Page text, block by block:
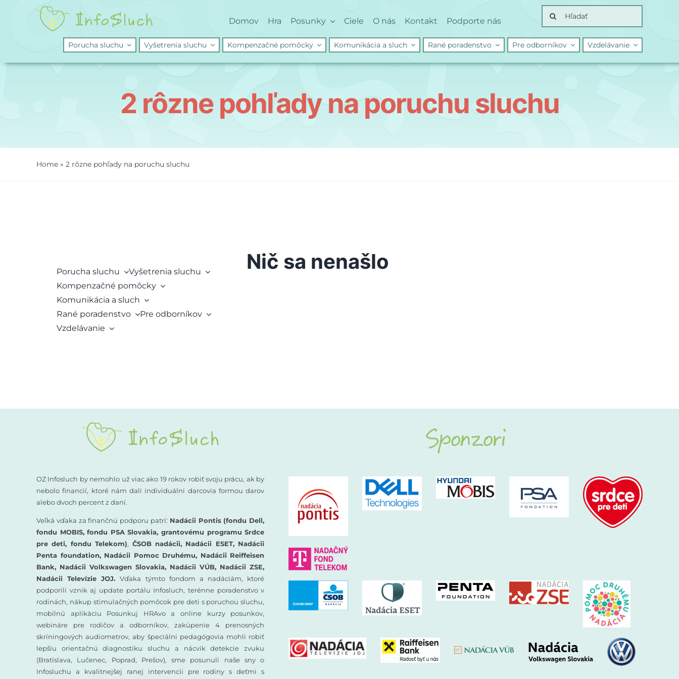
Domov Hra Posunky Ciele O nás Kontakt Podporte nás
Search
for:
Porucha sluchu Vyšetrenia sluchu Kompenzačné pomôcky Komunikácia a sluch Rané poradenstvo Pre odborníkov Vzdelávanie
2 rôzne pohľady na poruchu sluchu
Home » 2 rôzne pohľady na poruchu sluchu
Porucha sluchu
Vyšetrenia sluchu
Kompenzačné pomôcky
Komunikácia a sluch
Rané poradenstvo
Pre odborníkov
Vzdelávanie
Nič sa nenašlo
OZ Infosluch by nemohlo už viac ako 19 rokov robiť svoju prácu, ak by
nebolo financií, ktoré nám dali individuálni darcovia formou darov
alebo dvoch percent z daní.
Veľká vďaka za finančnú podporu patrí: Nadácii Pontis (fondu Dell,
fondu MOBIS, fondu PSA Slovakia, grantovému programu Srdce
pre deti, fondu Telekom), ČSOB nadácii, Nadácii ESET, Nadácii
Penta foundation, Nadácii Pomoc Druhému, Nadácii Reiffeisen
Bank, Nadácii Volkswagen Slovakia, Nadácii VÚB, Nadácii ZSE,
Nadácii Televízie JOJ.Vďaka týmto fondom a nadáciám, ktoré
podporili vznik aj update portálu Infosluch, terénne poradenstvo v
rodinách, nákup stimulačných pomôcok pre deti s poruchou sluchu,
mobilnú aplikáciu Posunkuj HRAvo a online kurzy posunkov,
webináre pre rodičov a odborníkov, zakúpenie 4 prenosných
skríningových audiometrov, aby špeciálni pedagógovia mohli robiť
lepšiu orientačnú diagnostiku sluchu a nácvik detekcie zvuku
(Bratislava, Lučenec, Poprad, Prešov), sme posunuli naše sny o
Infosluchu a kvalitnejšej ranej intervencii pre rodiny s deťmi s